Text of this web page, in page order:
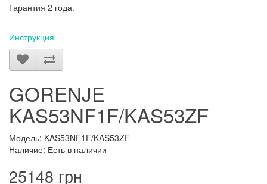
Гарантия 2 года.
Инструкция
GORENJE
KAS53NF1F/KAS53ZF
Модель: KAS53NF1F/KAS53ZF
Наличие: Есть в наличии
25148 грн